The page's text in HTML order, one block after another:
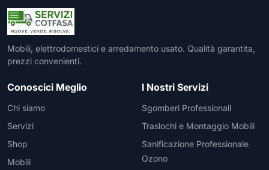
Mobili, elettrodomestici e arredamento usato. Qualità garantita,
prezzi convenienti.
Conoscici Meglio
Chi siamo
Servizi
Shop
Mobili
I Nostri Servizi
Sgomberi Professionali
Traslochi e Montaggio Mobili
Sanificazione Professionale
Ozono